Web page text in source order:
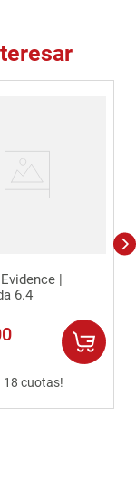
|
6.4
18 cuotas!